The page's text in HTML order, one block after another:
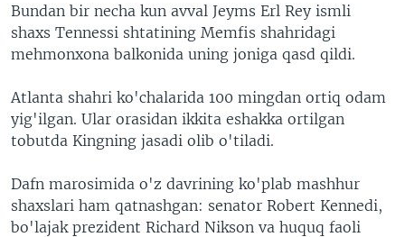
Bundan bir necha kun avval Jeyms Erl Rey ismli
shaxs Tennessi shtatining Memfis shahridagi
mehmonxona balkonida uning joniga qasd qildi.
Atlanta shahri ko'chalarida 100 mingdan ortiq odam
yig'ilgan. Ular orasidan ikkita eshakka ortilgan
tobutda Kingning jasadi olib o'tiladi.
Dafn marosimida o'z davrining ko'plab mashhur
shaxslari ham qatnashgan: senator Robert Kennedi,
bo'lajak prezident Richard Nikson va huquq faoli